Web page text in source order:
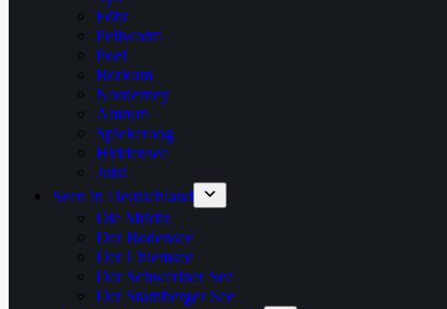
Föhr
Pellworm
Poel
Borkum
Norderney
Amrum
Spiekeroog
Hiddensee
Juist
Seen in Deutschland
Die Müritz
Der Bodensee
Der Chiemsee
Der Schweriner See
Der Starnberger See